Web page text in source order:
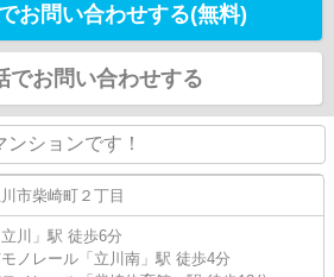
お問い合わせする(無料)
でお問い合わせする
ションです！
市柴崎町 ２丁目
立川 」駅 徒歩6分
ノレール 「立川南 」駅 徒歩4分